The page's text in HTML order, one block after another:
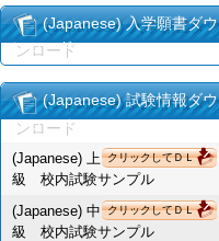
(Japanese) 入学願書ダウ
ンロード
(Japanese) 試験情報ダウ
ンロード
クリックしてＤＬ
(Japanese) 上
級 校内試験サンプル
クリックしてＤＬ
(Japanese) 中
級 校内試験サンプル